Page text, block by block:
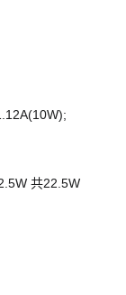
共22.5W